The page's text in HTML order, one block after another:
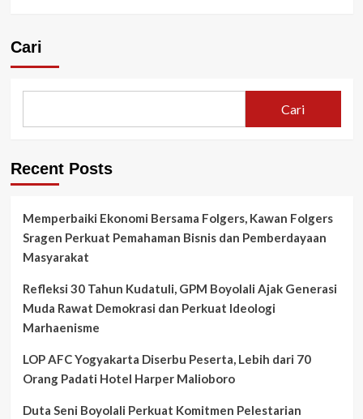
Cari
Cari
Recent Posts
Memperbaiki Ekonomi Bersama Folgers, Kawan Folgers
Sragen Perkuat Pemahaman Bisnis dan Pemberdayaan
Masyarakat
Refleksi 30 Tahun Kudatuli, GPM Boyolali Ajak Generasi
Muda Rawat Demokrasi dan Perkuat Ideologi
Marhaenisme
LOP AFC Yogyakarta Diserbu Peserta, Lebih dari 70
Orang Padati Hotel Harper Malioboro
Duta Seni Boyolali Perkuat Komitmen Pelestarian